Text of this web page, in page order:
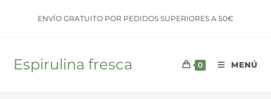
ENVÍO GRATUITO POR PEDIDOS SUPERIORES A 50€
Espirulina fresca 0 MENÚ